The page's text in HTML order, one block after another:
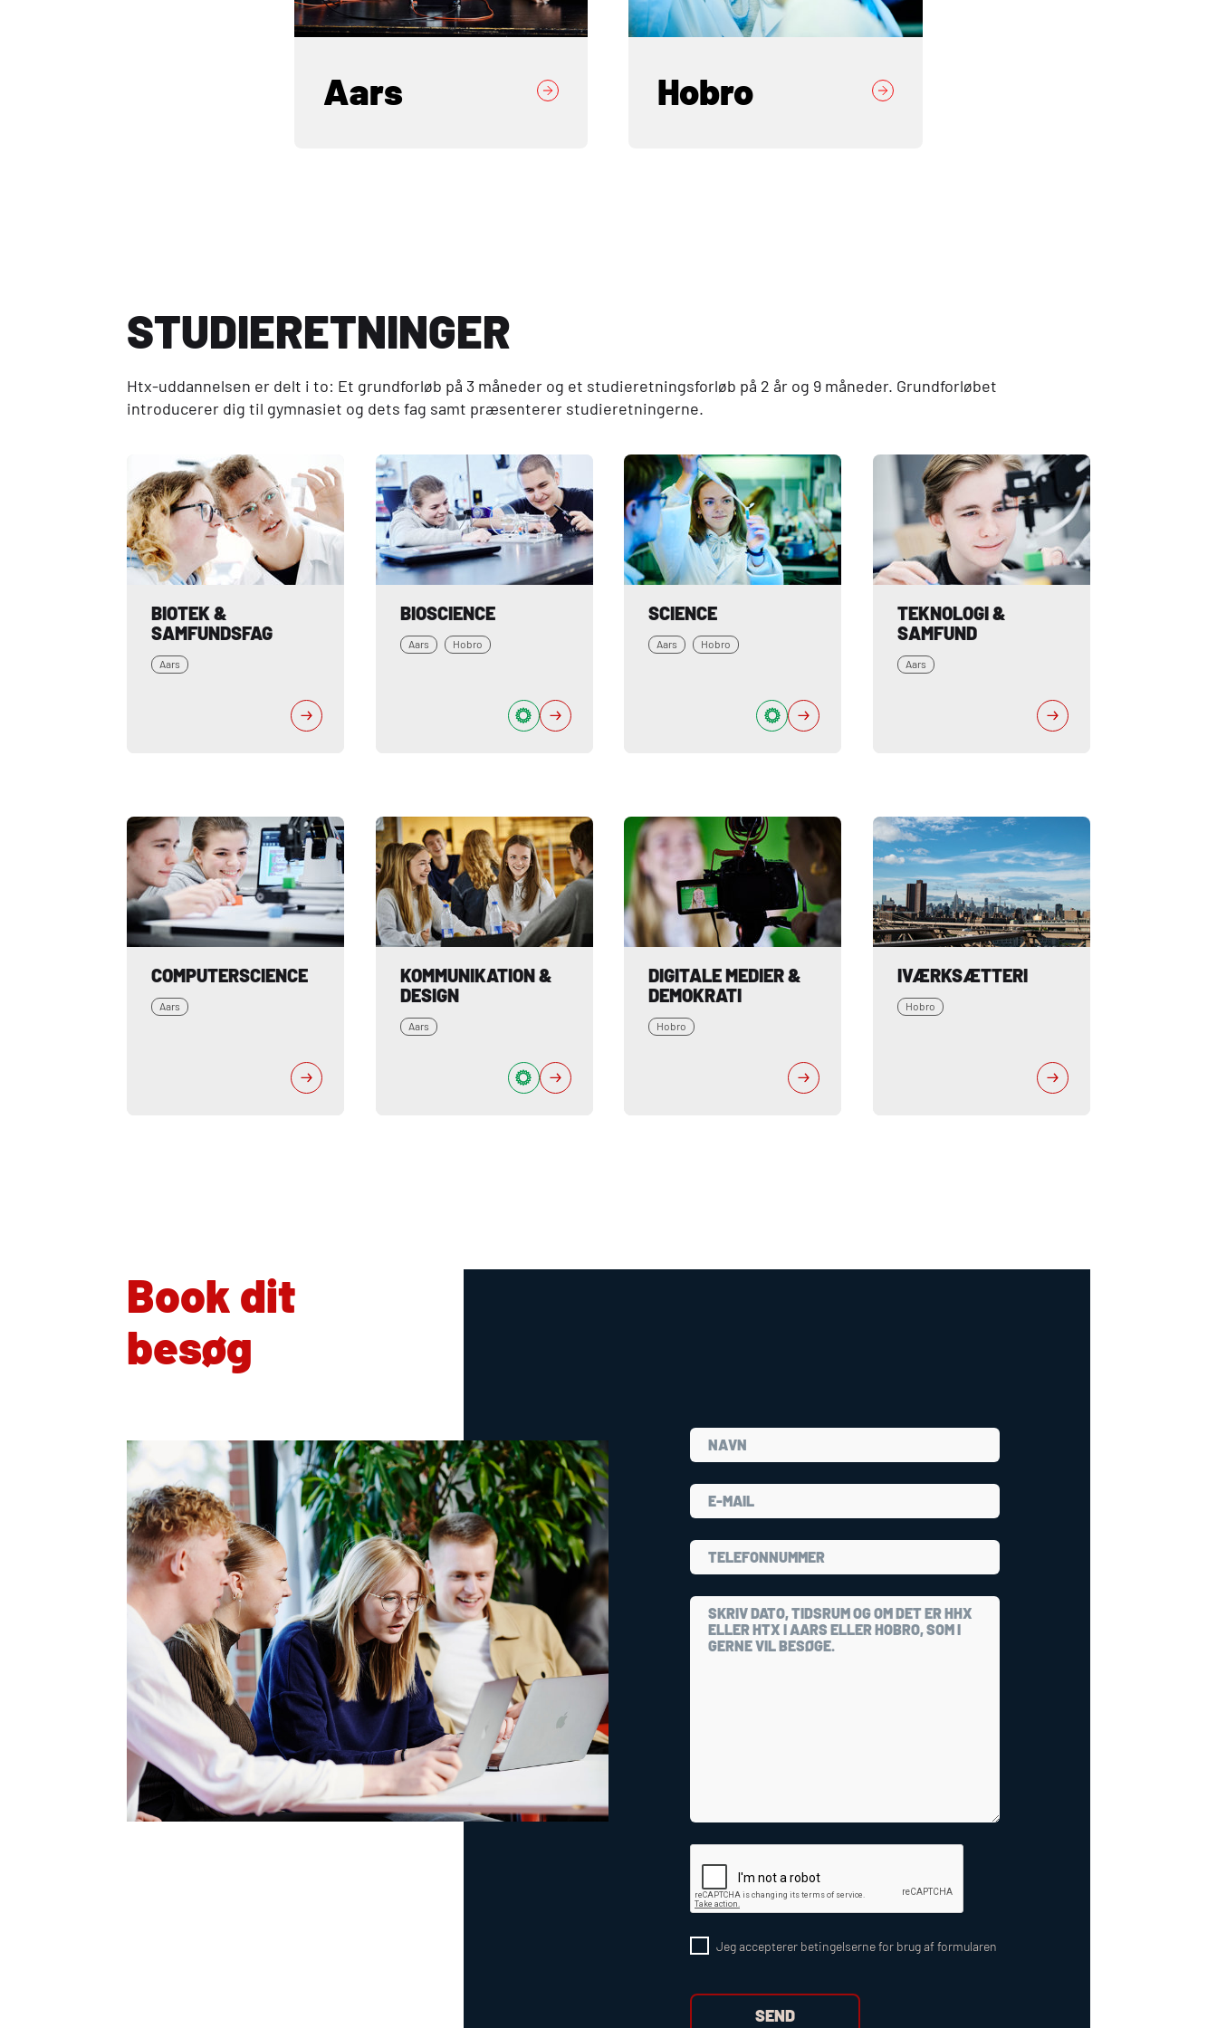
Aars Hobro
STUDIERETNINGER
Htx-uddannelsen er delt i to: Et grundforløb på 3 måneder og et studieretningsforløb på 2 år og 9 måneder. Grundforløbet
introducerer dig til gymnasiet og dets fag samt præsenterer studieretningerne.
BIOTEK &
SAMFUNDSFAG
Aars
BIOSCIENCE
Aars Hobro
SCIENCE
Aars Hobro
TEKNOLOGI &
SAMFUND
Aars
Aars
KOMMUNIKATION &
DESIGN
Aars
DIGITALE MEDIER &
DEMOKRATI
Hobro
IVÆRKSÆTTERI
Hobro
Book dit
besøg
Jeg accepterer betingelserne for brug af formularen